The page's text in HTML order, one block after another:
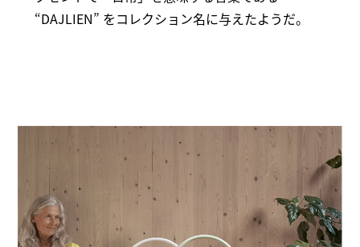
“DAJLIEN” をコレクション名に与えたようだ。